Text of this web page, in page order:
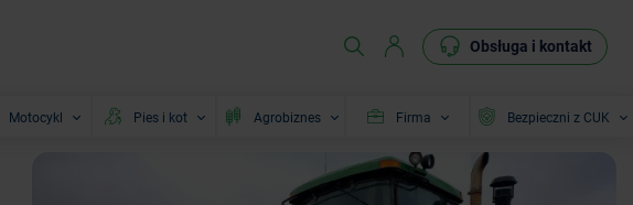
Obsługa i kontakt
Motocykl Pies i kot Agrobiznes Firma Bezpieczni z CUK